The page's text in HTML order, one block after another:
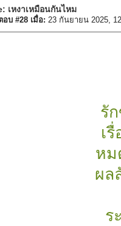
เหงาเหมือนกันไหม
อบ #28 เมื่อ: 23 กันยายน 2025,
รั
เ
หม
ผล
ร